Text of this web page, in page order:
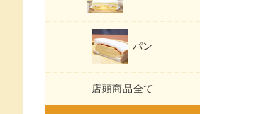
パン
店頭商品全て